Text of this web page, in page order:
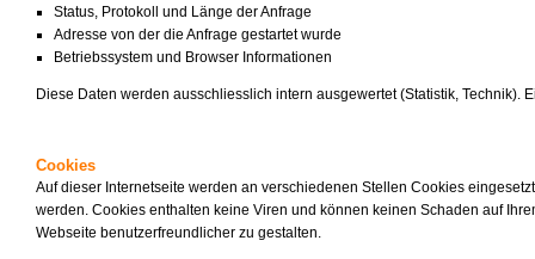
Status, Protokoll und Länge der Anfrage
Adresse von der die Anfrage gestartet wurde
Betriebssystem und Browser Informationen
Diese Daten werden ausschliesslich intern ausgewertet (Statistik, Technik).
Cookies
Auf dieser Internetseite werden an verschiedenen Stellen Cookies
werden. Cookies enthalten keine Viren und können keinen Schaden auf
Webseite benutzerfreundlicher zu gestalten.